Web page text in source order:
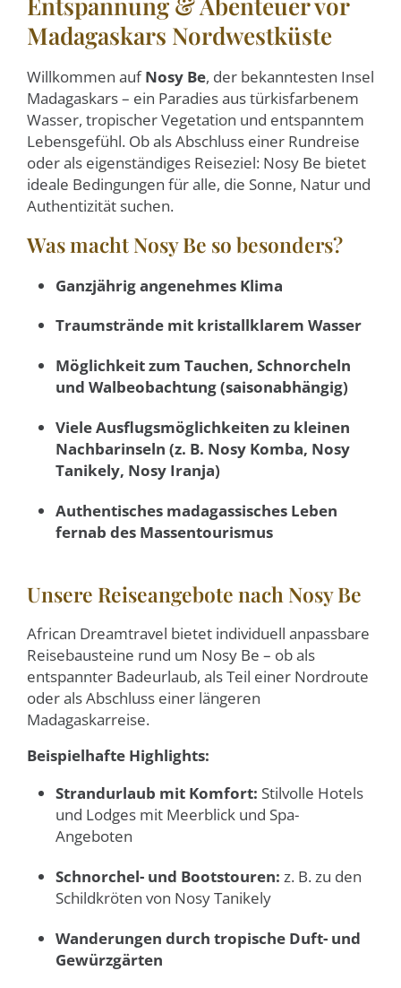
Madagaskars Nordwestküste
Willkommen aufNosy Be, der bekanntesten Insel
Madagaskars – ein Paradies aus türkisfarbenem
Wasser, tropischer Vegetation und entspanntem
Lebensgefühl. Ob als Abschluss einer Rundreise
oder als eigenständiges Reiseziel: Nosy Be bietet
ideale Bedingungen für alle, die Sonne, Natur und
Authentizität suchen.
Was macht Nosy Be so besonders?
Ganzjährig angenehmes Klima
Traumstrände mit kristallklarem Wasser
Möglichkeit zum Tauchen, Schnorcheln
und Walbeobachtung (saisonabhängig)
Viele Ausflugsmöglichkeiten zu kleinen
Nachbarinseln (z. B. Nosy Komba, Nosy
Tanikely, Nosy Iranja)
Authentisches madagassisches Leben
fernab des Massentourismus
Unsere Reiseangebote nach Nosy Be
African Dreamtravel bietet individuell anpassbare
Reisebausteine rund um Nosy Be – ob als
entspannter Badeurlaub, als Teil einer Nordroute
oder als Abschluss einer längeren
Madagaskarreise.
Beispielhafte Highlights:
Strandurlaub mit Komfort: Stilvolle Hotels
und Lodges mit Meerblick und Spa-
Angeboten
Schnorchel- und Bootstouren: z. B. zu den
Schildkröten von Nosy Tanikely
Wanderungen durch tropische Duft- und
Gewürzgärten